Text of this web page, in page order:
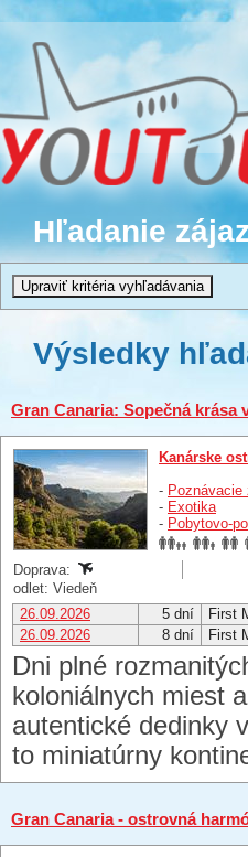
Hľadanie
Výsledky
Gran Canaria: Sopečná krása
Kanárske
- Poznávacie
- Exotika
- Pobytovo-
Doprava:
odlet: Viedeň
26.09.2026
5 dní First
26.09.2026
8 dní First
Dni plné
koloniálnych miest
autentické dedinky
to miniatúrny
Gran Canaria - ostrovná